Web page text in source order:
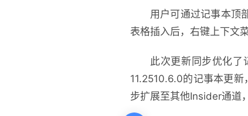
用户可通过记事本顶
表格插入后，右键上下文
此次更新同步优化了
11.2510.6.0的记事本更
步扩展至其他Insider通道